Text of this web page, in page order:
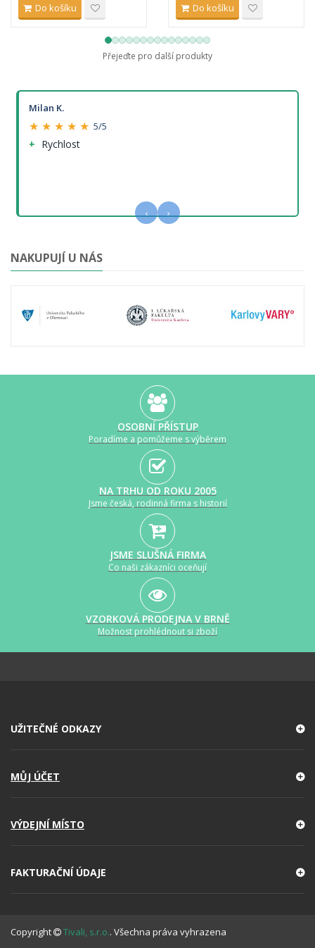
Do košíku Do košíku
Přejeďte pro další produkty
Milan K.
★ ★ ★ ★ ★ 5/5
Rychlost
‹ ›
NAKUPUJÍ U NÁS
OSOBNÍ PŘÍSTUP
Poradíme a pomůžeme s výběrem
NA TRHU OD ROKU 2005
Jsme česká, rodinná firma s historií
JSME SLUŠNÁ FIRMA
Co naši zákazníci oceňují
VZORKOVÁ PRODEJNA V BRNĚ
Možnost prohlédnout si zboží
UŽITEČNÉ ODKAZY
MŮJ ÚČET
VÝDEJNÍ MÍSTO
FAKTURAČNÍ ÚDAJE
Copyright Tivali, s.r.o.. Všechna práva vyhrazena